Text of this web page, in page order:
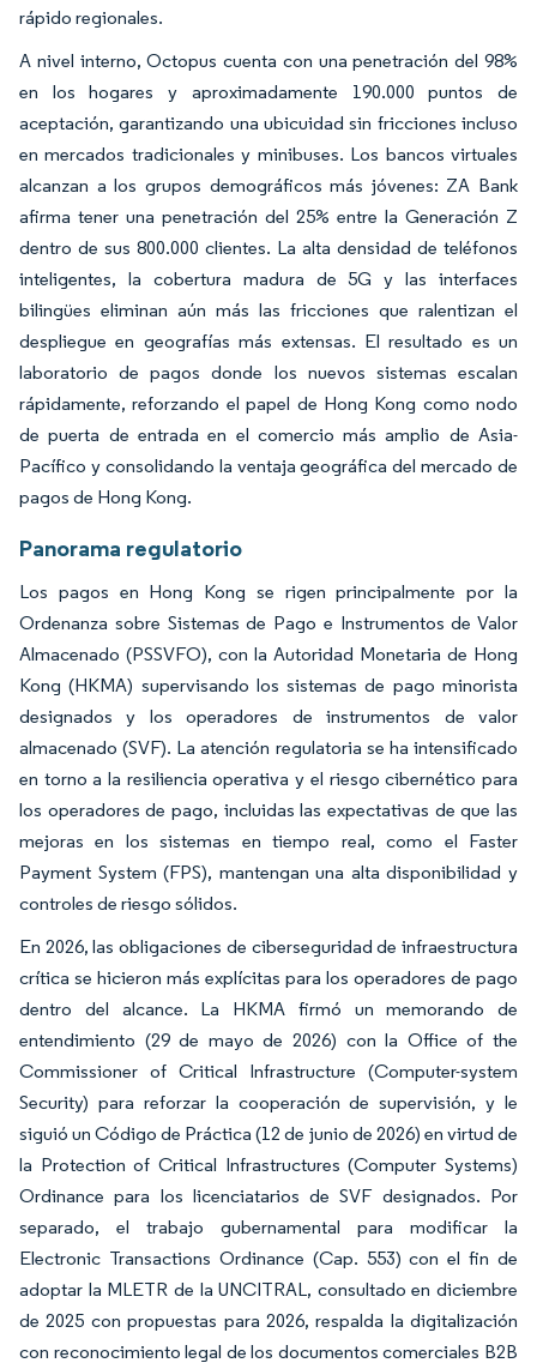
rápido regionales.
A nivel interno, Octopus cuenta con una penetración del 98%
en los hogares y aproximadamente 190.000 puntos de
aceptación, garantizando una ubicuidad sin fricciones incluso
en mercados tradicionales y minibuses. Los bancos virtuales
alcanzan a los grupos demográficos más jóvenes: ZA Bank
afirma tener una penetración del 25% entre la Generación Z
dentro de sus 800.000 clientes. La alta densidad de teléfonos
inteligentes, la cobertura madura de 5G y las interfaces
bilingües eliminan aún más las fricciones que ralentizan el
despliegue en geografías más extensas. El resultado es un
laboratorio de pagos donde los nuevos sistemas escalan
rápidamente, reforzando el papel de Hong Kong como nodo
de puerta de entrada en el comercio más amplio de Asia-
Pacífico y consolidando la ventaja geográfica del mercado de
pagos de Hong Kong.
Panorama regulatorio
Los pagos en Hong Kong se rigen principalmente por la
Ordenanza sobre Sistemas de Pago e Instrumentos de Valor
Almacenado (PSSVFO), con la Autoridad Monetaria de Hong
Kong (HKMA) supervisando los sistemas de pago minorista
designados y los operadores de instrumentos de valor
almacenado (SVF). La atención regulatoria se ha intensificado
en torno a la resiliencia operativa y el riesgo cibernético para
los operadores de pago, incluidas las expectativas de que las
mejoras en los sistemas en tiempo real, como el Faster
Payment System (FPS), mantengan una alta disponibilidad y
controles de riesgo sólidos.
En 2026, las obligaciones de ciberseguridad de infraestructura
crítica se hicieron más explícitas para los operadores de pago
dentro del alcance. La HKMA firmó un memorando de
entendimiento (29 de mayo de 2026) con la Office of the
Commissioner of Critical Infrastructure (Computer-system
Security) para reforzar la cooperación de supervisión, y le
siguió un Código de Práctica (12 de junio de 2026) en virtud de
la Protection of Critical Infrastructures (Computer Systems)
Ordinance para los licenciatarios de SVF designados. Por
separado, el trabajo gubernamental para modificar la
Electronic Transactions Ordinance (Cap. 553) con el fin de
adoptar la MLETR de la UNCITRAL, consultado en diciembre
de 2025 con propuestas para 2026, respalda la digitalización
con reconocimiento legal de los documentos comerciales B2B